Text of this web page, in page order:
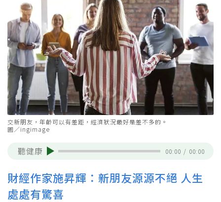
交新朋友，年齡可以有差距，經濟狀況最好是差不多的。
圖／ingimage
聽健康 00:00 / 00:00
財經作家施昇輝：新朋友源源不絕 人生
處處有驚喜